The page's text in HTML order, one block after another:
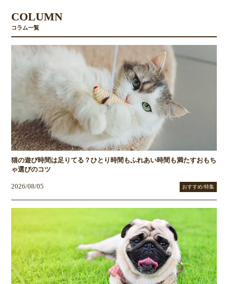
COLUMN
コラム一覧
猫の遊び時間は足りてる？ひとり時間もふれあい時間も満たすおもち
ゃ選びのコツ
2026/08/05 おすすめ/特集